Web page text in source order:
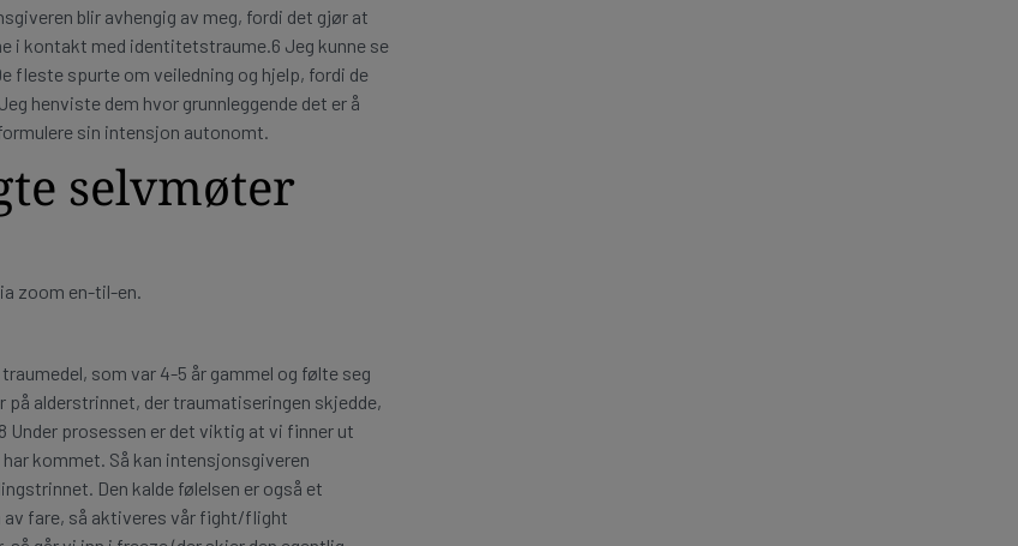
blir avhengig av meg, fordi det gjør at
i kontakt med identitetstraume.6 Jeg kunne se
fleste spurte om veiledning og hjelp, fordi de
henviste dem hvor grunnleggende det er å
sin intensjon autonomt.
selvmøter
zoom en-til-en.
som var 4-5 år gammel og følte seg
alderstrinnet, der traumatiseringen skjedde,
Under prosessen er det viktig at vi finner ut
kommet. Så kan intensjonsgiveren
Den kalde følelsen er også et
av fare, så aktiveres vår fight/flight